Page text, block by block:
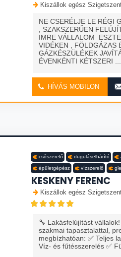
Kiszállok egész
NE CSERÉLJE LE RÉGI
, SZAKSZERŰEN
IMRE VÁLLALOM
VIDÉKEN , FÖLDGÁZAS
GÁZKÉSZÜLÉKEK
ÉVENKÉNTI KÉTSZERI ...
HÍVÁS MOBILON
csőszerelő duguláselhárító
épületgépész vízszerelő
KESKENY FERENC
Kiszállok egész
🔧 Lakásfelújítást
szakmai tapasztalattal,
megbízhatóan: ✅ Teljes
Víz- és fűtésszerelés ✅